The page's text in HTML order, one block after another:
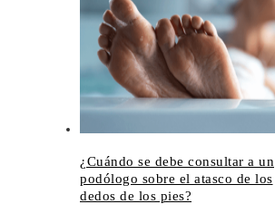
¿Cuándo se debe consultar a un
podólogo sobre el atasco de los
dedos de los pies?